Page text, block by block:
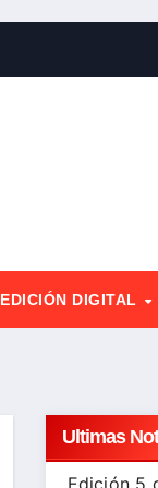
EDICIÓN DIGITAL
Ultimas